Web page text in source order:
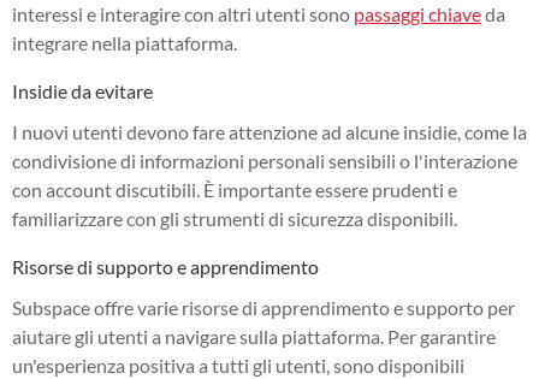
interessi e interagire con altri utenti sono passaggi chiaveda
integrare nella piattaforma.
Insidie da evitare
I nuovi utenti devono fare attenzione ad alcune insidie, come la
condivisione di informazioni personali sensibili o l'interazione
con account discutibili. È importante essere prudenti e
familiarizzare con gli strumenti di sicurezza disponibili.
Risorse di supporto e apprendimento
Subspace offre varie risorse di apprendimento e supporto per
aiutare gli utenti a navigare sulla piattaforma. Per garantire
un'esperienza positiva a tutti gli utenti, sono disponibili